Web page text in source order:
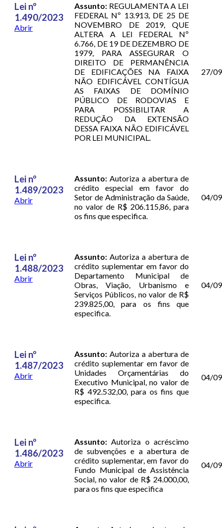
Lei nº
1.490/2023
Abrir
Assunto: REGULAMENTA A LEI
FEDERAL Nº 13.913, DE 25 DE
NOVEMBRO DE 2019, QUE
ALTERA A LEI FEDERAL Nº
6.766, DE 19 DE DEZEMBRO DE
1979, PARA ASSEGURAR O
DIREITO DE PERMANÊNCIA
DE EDIFICAÇÕES NA FAIXA
NÃO EDIFICÁVEL CONTÍGUA
AS FAIXAS DE DOMÍNIO
PÚBLICO DE RODOVIAS E
PARA POSSIBILITAR A
REDUÇÃO DA EXTENSÃO
DESSA FAIXA NÃO EDIFICÁVEL
POR LEI MUNICIPAL.
27/
Lei nº
1.489/2023
Abrir
Assunto: Autoriza a abertura de
crédito especial em favor do
Setor de Administração da Saúde,
no valor de R$ 206.115,86, para
os fins que especifica.
04/
Lei nº
1.488/2023
Abrir
Assunto: Autoriza a abertura de
crédito suplementar em favor do
Departamento Municipal de
Obras, Viação, Urbanismo e
Serviços Públicos, no valor de R$
239.825,00, para os fins que
especifica.
04/
Lei nº
1.487/2023
Abrir
Assunto: Autoriza a abertura de
crédito suplementar em favor de
Unidades Orçamentárias do
Executivo Municipal, no valor de
R$ 492.532,00, para os fins que
especifica.
04/
Lei nº
1.486/2023
Abrir
Assunto: Autoriza o acréscimo
de subvenções e a abertura de
crédito suplementar, em favor do
Fundo Municipal de Assistência
Social, no valor de R$ 24.000,00,
para os fins que especifica
04/